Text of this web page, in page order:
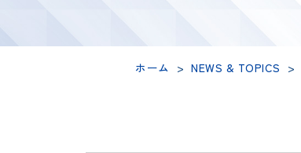
ホーム NEWS & TOPICS